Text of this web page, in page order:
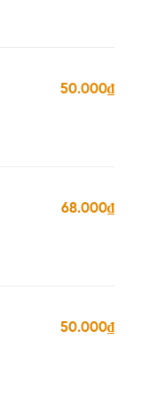
50.000₫
68.000₫
50.000₫